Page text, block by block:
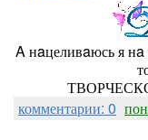
A нaцеливaюсь я нa
комментарии: 0